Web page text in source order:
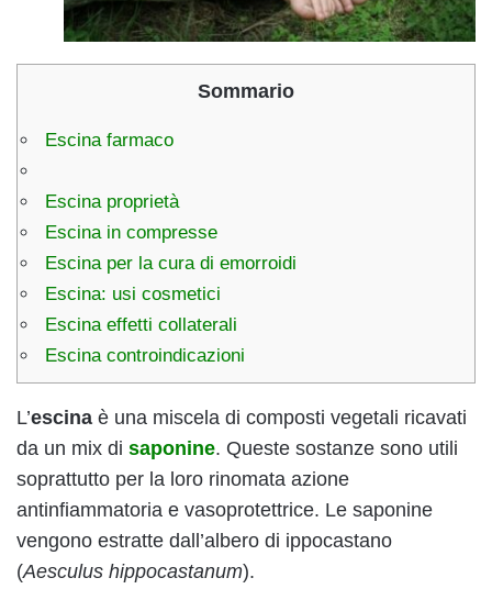
Sommario
Escina farmaco
Escina proprietà
Escina in compresse
Escina per la cura di emorroidi
Escina: usi cosmetici
Escina effetti collaterali
Escina controindicazioni
L’escina è una miscela di composti vegetali ricavati
da un mix di saponine. Queste sostanze sono utili
soprattutto per la loro rinomata azione
antinfiammatoria e vasoprotettrice. Le saponine
vengono estratte dall’albero di ippocastano
(Aesculus hippocastanum).